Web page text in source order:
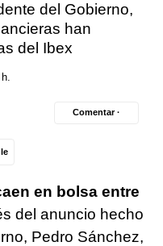
del Gobierno,
han
del Ibex
Comentar ·
en bolsa entre
del anuncio hecho
Pedro Sánchez,